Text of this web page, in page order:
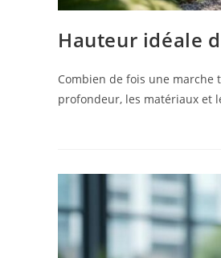
Hauteur idéale
Combien de fois une marche
profondeur, les matériaux et